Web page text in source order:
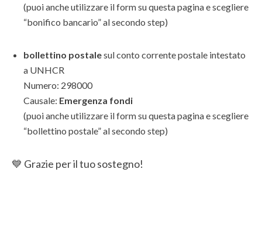
(puoi anche utilizzare il form su questa pagina e scegliere
“bonifico bancario” al secondo step)
bollettino postalesul conto corrente postale intestato
a UNHCR
Numero: 298000
Causale: Emergenza fondi
(puoi anche utilizzare il form su questa pagina e scegliere
“bollettino postale” al secondo step)
💙 Grazie per il tuo sostegno!